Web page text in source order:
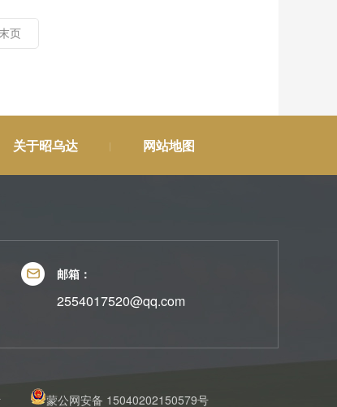
末页
关于昭乌达 网站地图
邮箱：
2554017520@qq.com
蒙公网安备 15040202150579号